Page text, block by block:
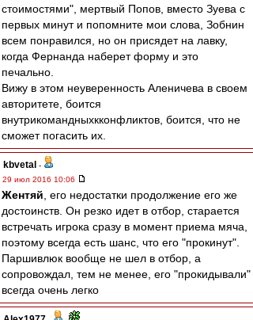
стоимостями", мертвый Попов, вместо Зуева с
первых минут и попомните мои слова, Зобнин
всем понравился, но он присядет на лавку,
когда Фернанда наберет форму и это
печально.
Вижу в этом неуверенность Аленичева в своем
авторитете, боится
внутрикомандныхкконфликтов, боится, что не
сможет погасить их.
kbvetal -
29 июл 2016 10:06
Жентяй , его недостатки продолжение его же
достоинств. Он резко идет в отбор, старается
встречать игрока сразу в момент приема мяча,
поэтому всегда есть шанс, что его "прокинут".
Паршивлюк вообще не шел в отбор, а
сопровождал, тем не менее, его "прокидывали"
всегда очень легко